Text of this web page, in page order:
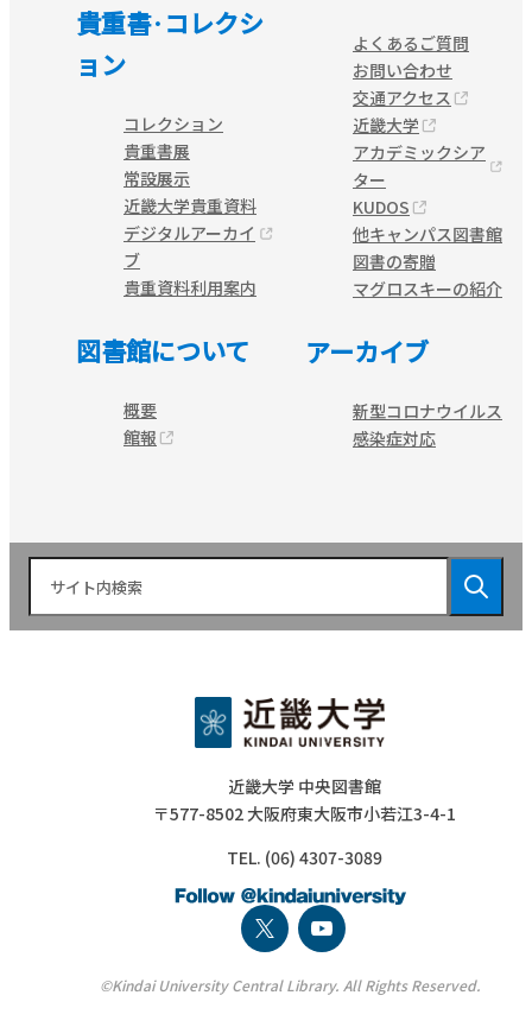
貴重書·コレクシ
ョン
コレクション
貴重書展
常設展示
近畿大学貴重資料
デジタルアーカイ
ブ
貴重資料利用案内
図書館について
概要
館報
よくあるご質問
お問い合わせ
交通アクセス
近畿大学
アカデミックシア
ター
KUDOS
他キャンパス図書館
図書の寄贈
マグロスキーの紹介
アーカイブ
新型コロナウイルス
感染症対応
近畿大学 中央図書館
〒577-8502 大阪府東大阪市小若江3-4-1
TEL. (06) 4307-3089
©Kindai University Central Library. All Rights Reserved.